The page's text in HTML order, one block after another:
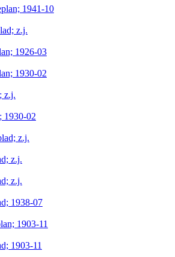
1941-10
z.j.
1926-03
1930-02
z.j.
1930-02
z.j.
z.j.
z.j.
1938-07
1903-11
1903-11